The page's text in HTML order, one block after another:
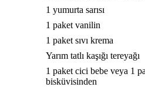
1 yumurta sarısı
1 paket vanilin
1 paket sıvı krema
Yarım tatlı kaşığı tereyağı
1 paket cici bebe veya 1
bisküvisinden